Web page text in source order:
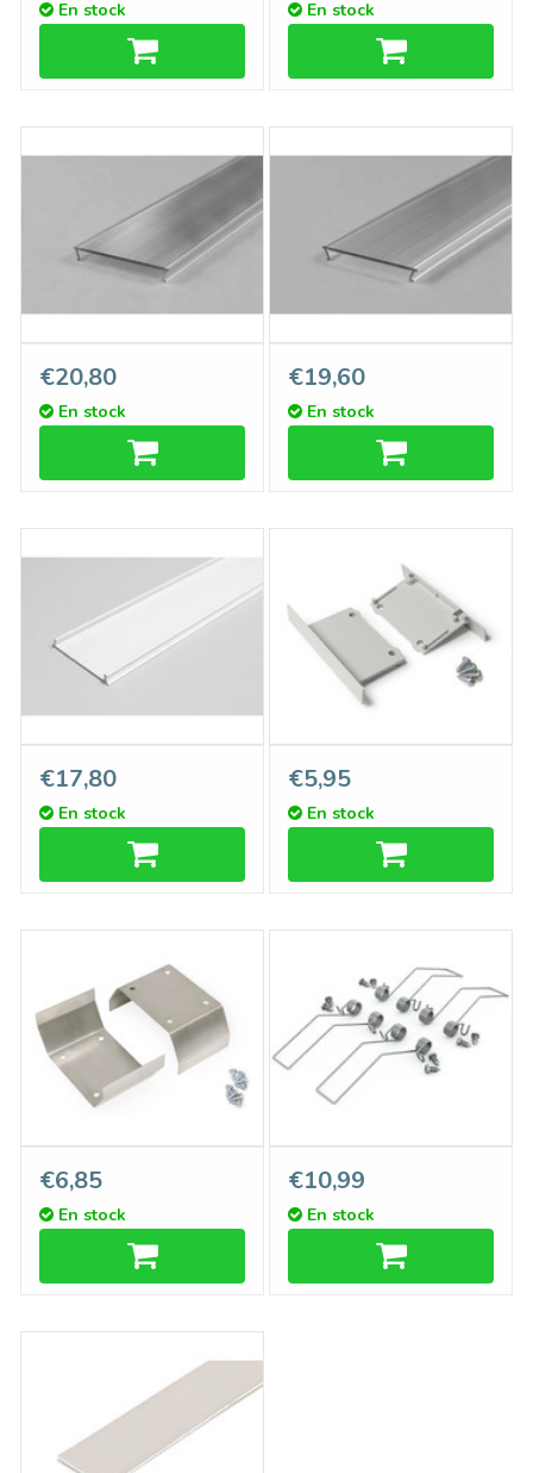
ou 2mEn stock
CliquerDessus, longueur 1m
En stock
Couvercle C10 Spot 60°
CliquerDessus, longueur 1m
ou 2m
€20,80
En stock
Couvercle C10 Extensif
110° CliquerDessus,
longueur 1m ou 2m
€19,60
En stock
Couvercle C10 ClickDessus
Aluminium, longueur 1m ou
2m
€17,80
En stock
Embouts LUMAX503,
Plastique, Ensemble de
deux
€5,95
En stock
Supports LUMAX503,
ensemble de 2 pièces
€6,85
En stock
Support Type `LX' Ressort -
4 pièces
€10,99
En stock